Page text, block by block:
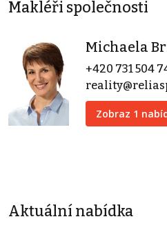
Makléři společnosti
Michaela
+420 731 504
Zobraz 1
Aktuální nabídka